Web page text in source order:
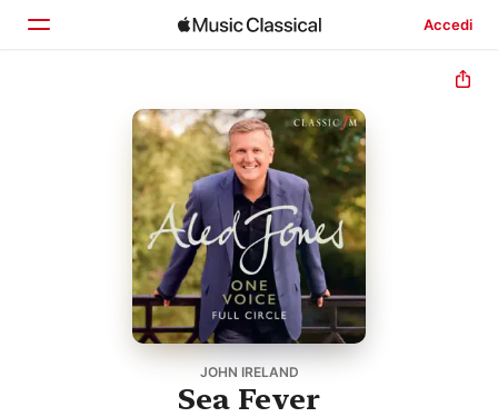
Accedi
JOHN IRELAND
Sea Fever